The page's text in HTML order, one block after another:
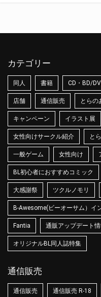
カテゴリー
同人 書籍 CD・BD/
店舗 通信販売 とらの
キャンペーン イラスト展
女性向けサークル紹介 と
一般ゲーム 女性向け
BL初心者におすすめコミック
大感謝祭 ツクルノモリ
B-Awesome(ビーオーサム）イ
Fantia 通販アップデート
オリジナルBL同人誌特集
通信販売
通信販売 通信販売 R-18